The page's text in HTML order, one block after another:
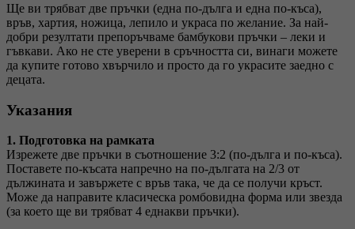
Ще ви трябват две пръчки (една по-дълга и една по-къса),
връв, хартия, ножица, лепило и украса по желание. За най-
добри резултати препоръчваме бамбукови пръчки – леки и
гъвкави. Ако не сте уверени в сръчността си, винаги можете
да купите готово хвърчило и просто да го украсите заедно с
децата.
Указания
1. Подготовка на рамката
Изрежете две пръчки в съотношение 3:2 (по-дълга и по-къса).
Поставете по-късата напречно на по-дългата на 2/3 от
дължината и завържете с връв така, че да се получи кръст.
Може да направите класическа ромбовидна форма или звезда
(за което ще ви трябват 4 еднакви пръчки).